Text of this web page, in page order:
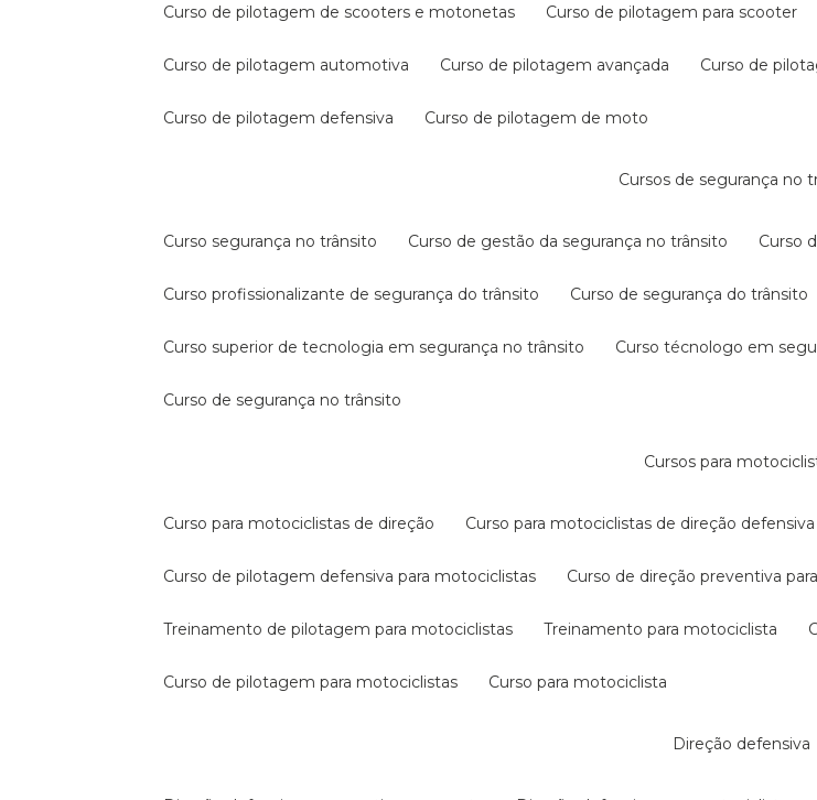
curso de pilotagem de scooters e motonetas curso de pilotagem para scooter
curso de pilotagem automotiva curso de pilotagem avançada curso de
curso de pilotagem defensiva curso de pilotagem de moto
cursos de segurança no
curso segurança no trânsito curso de gestão da segurança no trânsito curso
curso profissionalizante de segurança do trânsito curso de segurança do trânsito
curso superior de tecnologia em segurança no trânsito curso técnologo em
curso de segurança no trânsito
cursos para
curso para motociclistas de direção curso para motociclistas de direção defensiva
curso de pilotagem defensiva para motociclistas curso de direção preventiva
treinamento de pilotagem para motociclistas treinamento para motociclista
curso de pilotagem para motociclistas curso para motociclista
direção defensiva